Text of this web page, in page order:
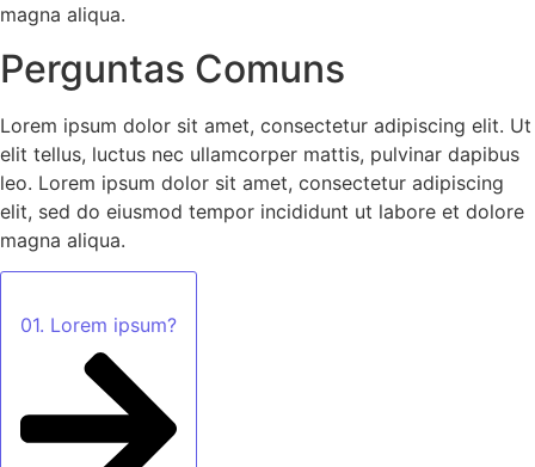
magna aliqua.
Perguntas Comuns
Lorem ipsum dolor sit amet, consectetur adipiscing elit. Ut
elit tellus, luctus nec ullamcorper mattis, pulvinar dapibus
leo. Lorem ipsum dolor sit amet, consectetur adipiscing
elit, sed do eiusmod tempor incididunt ut labore et dolore
magna aliqua.
01. Lorem ipsum?